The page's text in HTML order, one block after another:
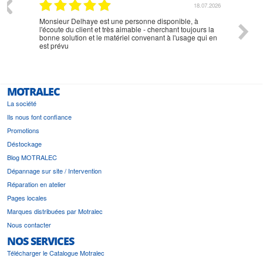
18.07.2026
Monsieur Delhaye est une personne disponible, à
l'écoute du client et très aimable - cherchant toujours la
bonne solution et le matériel convenant à l'usage qui en
est prévu
MOTRALEC
La société
Ils nous font confiance
Promotions
Déstockage
Blog MOTRALEC
Dépannage sur site / Intervention
Réparation en atelier
Pages locales
Marques distribuées par Motralec
Nous contacter
NOS SERVICES
Télécharger le Catalogue Motralec